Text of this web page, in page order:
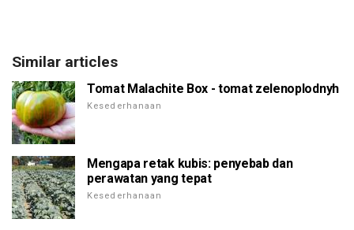
Similar articles
Tomat Malachite Box - tomat zelenoplodnyh
Kesederhanaan
Mengapa retak kubis: penyebab dan
perawatan yang tepat
Kesederhanaan